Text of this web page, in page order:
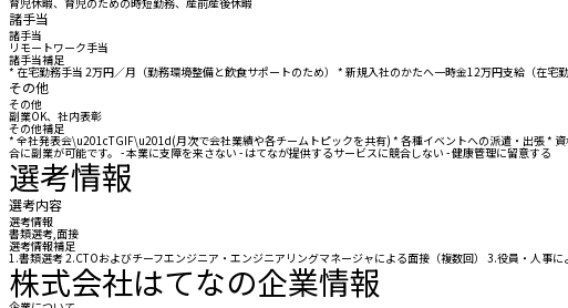
諸手当
諸手当
リモートワーク手当
諸手当補足
* 在宅勤務手当 2万円／月（勤務環境整備と飲食サポートのため） * 新規入社のかたへ一時金12万円支給（在宅
その他
その他
副業OK、社内表彰
その他補足
* 全社発表会\u201cTGIF\u201d(月次で会社業績や各チームトピックを共有) * 各種イベントへの派遣・出張 *
合に副業が可能です。 - 本業に支障を来さない - はてなが提供するサービスに競合しない - 健康管理に留意する
選考情報
選考内容
選考情報
書類選考,面接
選考情報補足
1.書類選考 2.CTOおよびチーフエンジニア・エンジニアリングマネージャによる面接（複数回） 3.役員・人事
株式会社はてなの企業情報